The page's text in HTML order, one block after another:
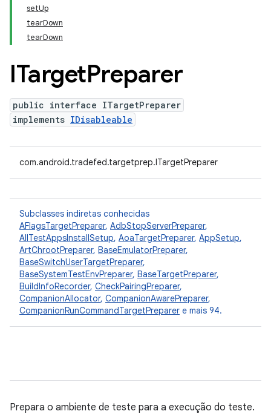
setUp
tearDown
tearDown
ITargetPreparer
public interface ITargetPreparer
implements IDisableable
com.android.tradefed.targetprep.ITargetPreparer
Subclasses indiretas conhecidas
AFlagsTargetPreparer, AdbStopServerPreparer,
AllTestAppsInstallSetup, AoaTargetPreparer, AppSetup,
ArtChrootPreparer, BaseEmulatorPreparer,
BaseSwitchUserTargetPreparer,
BaseSystemTestEnvPreparer, BaseTargetPreparer,
BuildInfoRecorder, CheckPairingPreparer,
CompanionAllocator, CompanionAwarePreparer,
CompanionRunCommandTargetPreparer e mais 94.
Prepara o ambiente de teste para a execução do teste.